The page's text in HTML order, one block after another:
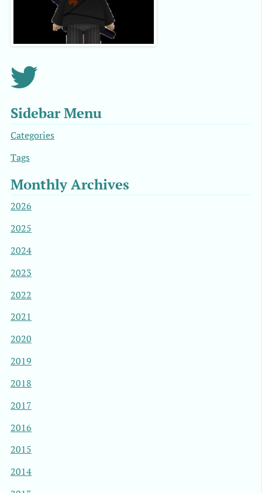
Sidebar Menu
Categories
Tags
Monthly Archives
2026
2025
2024
2023
2022
2021
2020
2019
2018
2017
2016
2015
2014